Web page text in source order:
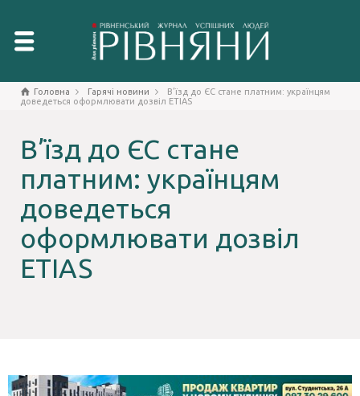
Головна Гарячі новини
В’їзд до ЄС стане платним: українцям
доведеться оформлювати дозвіл ETIAS
В’їзд до ЄС стане
платним: українцям
доведеться
оформлювати дозвіл
ETIAS